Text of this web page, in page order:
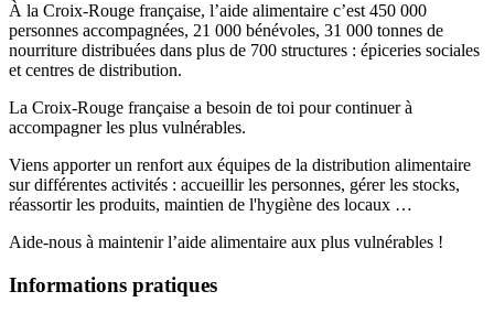
À la Croix-Rouge française, l’aide alimentaire c’est 450 000
personnes accompagnées, 21 000 bénévoles, 31 000 tonnes de
nourriture distribuées dans plus de 700 structures : épiceries sociales
et centres de distribution.
La Croix-Rouge française a besoin de toi pour continuer à
accompagner les plus vulnérables.
Viens apporter un renfort aux équipes de la distribution alimentaire
sur différentes activités : accueillir les personnes, gérer les stocks,
réassortir les produits, maintien de l'hygiène des locaux …
Aide-nous à maintenir l’aide alimentaire aux plus vulnérables !
Informations pratiques